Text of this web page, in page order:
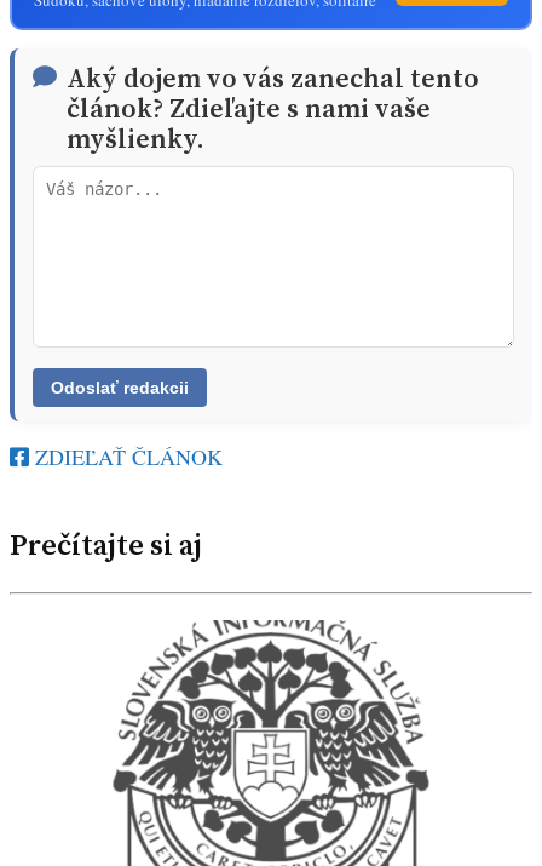
Aký dojem vo vás zanechal tento
článok? Zdieľajte s nami vaše
myšlienky.
ZDIEĽAŤ ČLÁNOK
Prečítajte si aj